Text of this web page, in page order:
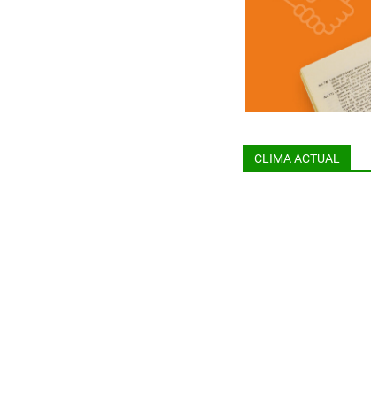
CLIMA ACTUAL